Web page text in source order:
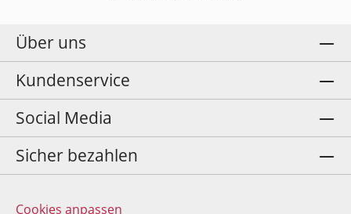
Über uns
Kundenservice
Social Media
Sicher bezahlen
Cookies anpassen